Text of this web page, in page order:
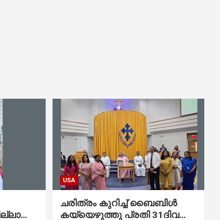
USA
ചരിത്രം കുറിച്ച് ബൈബിൾ
കയ്യെഴുത്തു പ്രതി 31ദിവസം